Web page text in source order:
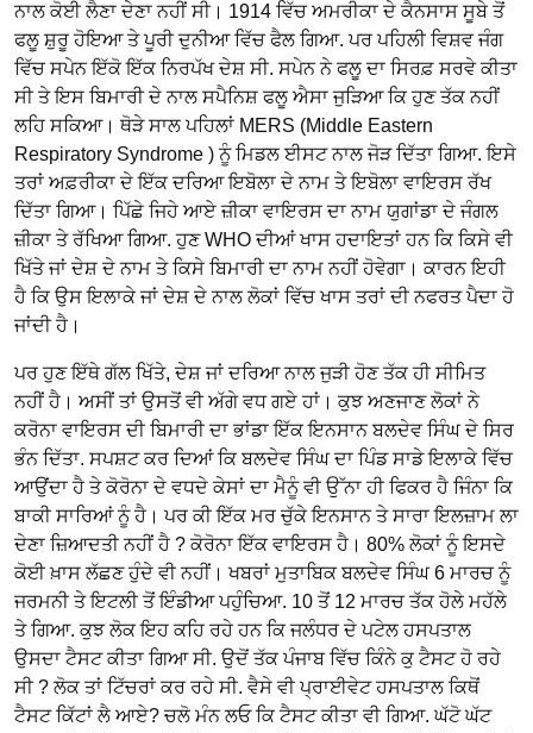
ਨਾਲ ਕੋਈ ਲੈਣਾ ਦੇਣਾ ਨਹੀਂ ਸੀ। 1914 ਵਿੱਚ ਅਮਰੀਕਾ ਦੇ ਕੈਨਸਾਸ ਸੂਬੇ ਤੋਂ
ਫਲੂ ਸ਼ੁਰੂ ਹੋਇਆ ਤੇ ਪੂਰੀ ਦੁਨੀਆ ਵਿੱਚ ਫੈਲ ਗਿਆ. ਪਰ ਪਹਿਲੀ ਵਿਸ਼ਵ ਜੰਗ
ਵਿੱਚ ਸਪੇਨ ਇੱਕੋ ਇੱਕ ਨਿਰਪੱਖ ਦੇਸ਼ ਸੀ. ਸਪੇਨ ਨੇ ਫਲੂ ਦਾ ਸਿਰਫ਼ ਸਰਵੇ ਕੀਤਾ
ਸੀ ਤੇ ਇਸ ਬਿਮਾਰੀ ਦੇ ਨਾਲ ਸਪੈਨਿਸ਼ ਫਲੂ ਐਸਾ ਜੁੜਿਆ ਕਿ ਹੁਣ ਤੱਕ ਨਹੀਂ
ਲਹਿ ਸਕਿਆ। ਥੋੜੇ ਸਾਲ ਪਹਿਲਾਂ MERS (Middle Eastern
Respiratory Syndrome ) ਨੂੰ ਮਿਡਲ ਈਸਟ ਨਾਲ ਜੋੜ ਦਿੱਤਾ ਗਿਆ. ਇਸੇ
ਤਰਾਂ ਅਫ਼ਰੀਕਾ ਦੇ ਇੱਕ ਦਰਿਆ ਇਬੋਲਾ ਦੇ ਨਾਮ ਤੇ ਇਬੋਲਾ ਵਾਇਰਸ ਰੱਖ
ਦਿੱਤਾ ਗਿਆ। ਪਿੱਛੇ ਜਿਹੇ ਆਏ ਜ਼ੀਕਾ ਵਾਇਰਸ ਦਾ ਨਾਮ ਯੁਗਾਂਡਾ ਦੇ ਜੰਗਲ
ਜ਼ੀਕਾ ਤੇ ਰੱਖਿਆ ਗਿਆ. ਹੁਣ WHO ਦੀਆਂ ਖਾਸ ਹਦਾਇਤਾਂ ਹਨ ਕਿ ਕਿਸੇ ਵੀ
ਖਿੱਤੇ ਜਾਂ ਦੇਸ਼ ਦੇ ਨਾਮ ਤੇ ਕਿਸੇ ਬਿਮਾਰੀ ਦਾ ਨਾਮ ਨਹੀਂ ਹੋਵੇਗਾ। ਕਾਰਨ ਇਹੀ
ਹੈ ਕਿ ਉਸ ਇਲਾਕੇ ਜਾਂ ਦੇਸ਼ ਦੇ ਨਾਲ ਲੋਕਾਂ ਵਿੱਚ ਖਾਸ ਤਰਾਂ ਦੀ ਨਫਰਤ ਪੈਦਾ ਹੋ
ਜਾਂਦੀ ਹੈ।
ਪਰ ਹੁਣ ਇੱਥੇ ਗੱਲ ਖਿੱਤੇ, ਦੇਸ਼ ਜਾਂ ਦਰਿਆ ਨਾਲ ਜੁੜੀ ਹੋਣ ਤੱਕ ਹੀ ਸੀਮਿਤ
ਨਹੀਂ ਹੈ। ਅਸੀਂ ਤਾਂ ਉਸਤੋਂ ਵੀ ਅੱਗੇ ਵਧ ਗਏ ਹਾਂ। ਕੁਝ ਅਣਜਾਣ ਲੋਕਾਂ ਨੇ
ਕਰੋਨਾ ਵਾਇਰਸ ਦੀ ਬਿਮਾਰੀ ਦਾ ਭਾਂਡਾ ਇੱਕ ਇਨਸਾਨ ਬਲਦੇਵ ਸਿੰਘ ਦੇ ਸਿਰ
ਭੰਨ ਦਿੱਤਾ. ਸਪਸ਼ਟ ਕਰ ਦਿਆਂ ਕਿ ਬਲਦੇਵ ਸਿੰਘ ਦਾ ਪਿੰਡ ਸਾਡੇ ਇਲਾਕੇ ਵਿੱਚ
ਆਉਂਦਾ ਹੈ ਤੇ ਕੋਰੋਨਾ ਦੇ ਵਧਦੇ ਕੇਸਾਂ ਦਾ ਮੈਨੂੰ ਵੀ ਉੱਨਾ ਹੀ ਫਿਕਰ ਹੈ ਜਿੰਨਾ ਕਿ
ਬਾਕੀ ਸਾਰਿਆਂ ਨੂੰ ਹੈ। ਪਰ ਕੀ ਇੱਕ ਮਰ ਚੁੱਕੇ ਇਨਸਾਨ ਤੇ ਸਾਰਾ ਇਲਜ਼ਾਮ ਲਾ
ਦੇਣਾ ਜ਼ਿਆਦਤੀ ਨਹੀਂ ਹੈ ? ਕੋਰੋਨਾ ਇੱਕ ਵਾਇਰਸ ਹੈ। 80% ਲੋਕਾਂ ਨੂੰ ਇਸਦੇ
ਕੋਈ ਖ਼ਾਸ ਲੱਛਣ ਹੁੰਦੇ ਵੀ ਨਹੀਂ। ਖਬਰਾਂ ਮੁਤਾਬਿਕ ਬਲਦੇਵ ਸਿੰਘ 6 ਮਾਰਚ ਨੂੰ
ਜਰਮਨੀ ਤੇ ਇਟਲੀ ਤੋਂ ਇੰਡੀਆ ਪਹੁੰਚਿਆ. 10 ਤੋਂ 12 ਮਾਰਚ ਤੱਕ ਹੋਲੇ ਮਹੱਲੇ
ਤੇ ਗਿਆ. ਕੁਝ ਲੋਕ ਇਹ ਕਹਿ ਰਹੇ ਹਨ ਕਿ ਜਲੰਧਰ ਦੇ ਪਟੇਲ ਹਸਪਤਾਲ
ਉਸਦਾ ਟੈਸਟ ਕੀਤਾ ਗਿਆ ਸੀ. ਉਦੋਂ ਤੱਕ ਪੰਜਾਬ ਵਿੱਚ ਕਿੰਨੇ ਕੁ ਟੈਸਟ ਹੋ ਰਹੇ
ਸੀ ? ਲੋਕ ਤਾਂ ਟਿੱਚਰਾਂ ਕਰ ਰਹੇ ਸੀ. ਵੈਸੇ ਵੀ ਪ੍ਰਾਈਵੇਟ ਹਸਪਤਾਲ ਕਿਥੋਂ
ਟੈਸਟ ਕਿੱਟਾਂ ਲੈ ਆਏ? ਚਲੋ ਮੰਨ ਲਓ ਕਿ ਟੈਸਟ ਕੀਤਾ ਵੀ ਗਿਆ. ਘੱਟੋ ਘੱਟ